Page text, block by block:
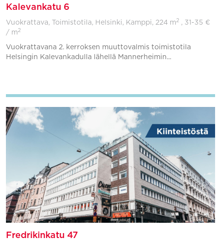
Kalevankatu 6
Vuokrattava, Toimistotila, Helsinki, Kamppi, 224 m 2 , 31-35 €
/ m 2
Vuokrattavana 2. kerroksen muuttovalmis toimistotila
Helsingin Kalevankadulla lähellä Mannerheimin...
Fredrikinkatu 47